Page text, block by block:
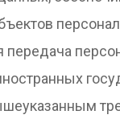
передача